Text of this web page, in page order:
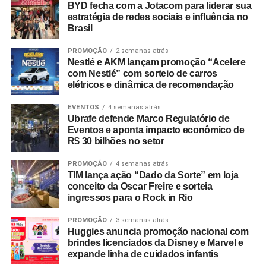
BYD fecha com a Jotacom para liderar sua
estratégia de redes sociais e influência no
Brasil
PROMOÇÃO 2 semanas atrás
Nestlé e AKM lançam promoção “Acelere
com Nestlé” com sorteio de carros
elétricos e dinâmica de recomendação
EVENTOS 4 semanas atrás
Ubrafe defende Marco Regulatório de
Eventos e aponta impacto econômico de
R$ 30 bilhões no setor
PROMOÇÃO 4 semanas atrás
TIM lança ação “Dado da Sorte” em loja
conceito da Oscar Freire e sorteia
ingressos para o Rock in Rio
PROMOÇÃO 3 semanas atrás
Huggies anuncia promoção nacional com
brindes licenciados da Disney e Marvel e
expande linha de cuidados infantis